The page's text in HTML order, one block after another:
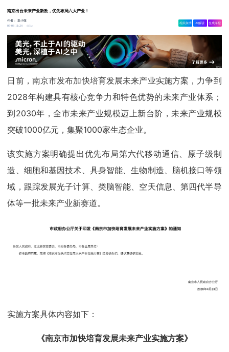
南京出台未来产业新政，优先布局六大产业！
作者：集小微
05-08 11:24
5w
相关舆情 AI解读 生成海报
日前，南京市发布加快培育发展未来产业实施方案，力争到
2028年构建具有核心竞争力和特色优势的未来产业体系；
到2030年，全市未来产业规模迈上新台阶，未来产业规模
突破1000亿元，集聚1000家生态企业。
该实施方案明确提出优先布局第六代移动通信、原子级制
造、细胞和基因技术、具身智能、生物制造、脑机接口等领
域，跟踪发展光子计算、类脑智能、空天信息、第四代半导
体等一批未来产业新赛道。
实施方案具体内容如下：
《南京市加快培育发展未来产业实施方案》